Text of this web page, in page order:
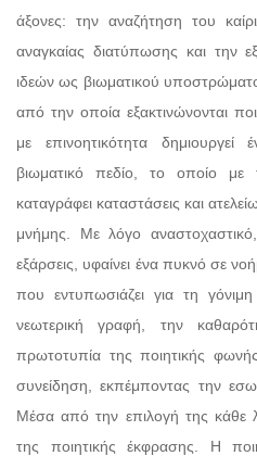
άξονες: την αναζήτηση του
αναγκαίας διατύπωσης και την
ιδεών ως βιωματικού
από την οποία εξακτινώνονται
με επινοητικότητα
βιωματικό πεδίο, το οποίο με
καταγράφει καταστάσεις και
μνήμης. Με λόγο
εξάρσεις, υφαίνει ένα πυκνό σε
που εντυπωσιάζει για τη
νεωτερική γραφή, την
πρωτοτυπία της ποιητικής
συνείδηση, εκπέμποντας την
Μέσα από την επιλογή της κάθε
της ποιητικής έκφρασης. Η